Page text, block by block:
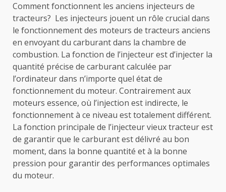
Comment fonctionnent les anciens injecteurs de
tracteurs? Les injecteurs jouent un rôle crucial dans
le fonctionnement des moteurs de tracteurs anciens
en envoyant du carburant dans la chambre de
combustion. La fonction de l’injecteur est d’injecter la
quantité précise de carburant calculée par
l’ordinateur dans n’importe quel état de
fonctionnement du moteur. Contrairement aux
moteurs essence, où l’injection est indirecte, le
fonctionnement à ce niveau est totalement différent.
La fonction principale de l’injecteur vieux tracteur est
de garantir que le carburant est délivré au bon
moment, dans la bonne quantité et à la bonne
pression pour garantir des performances optimales
du moteur.